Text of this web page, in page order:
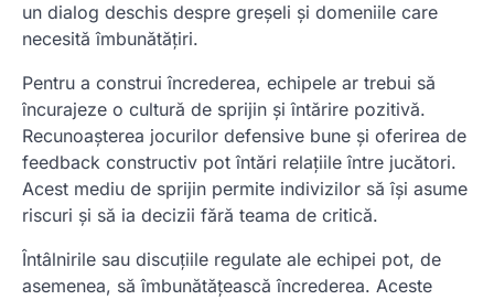
un dialog deschis despre greșeli și domeniile care
necesită îmbunătățiri.
Pentru a construi încrederea, echipele ar trebui să
încurajeze o cultură de sprijin și întărire pozitivă.
Recunoașterea jocurilor defensive bune și oferirea de
feedback constructiv pot întări relațiile între jucători.
Acest mediu de sprijin permite indivizilor să își asume
riscuri și să ia decizii fără teama de critică.
Întâlnirile sau discuțiile regulate ale echipei pot, de
asemenea, să îmbunătățească încrederea. Aceste